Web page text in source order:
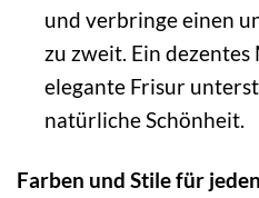
und verbringe einen
zu zweit. Ein
elegante Frisur
natürliche Schönheit.
Farben und Stile für